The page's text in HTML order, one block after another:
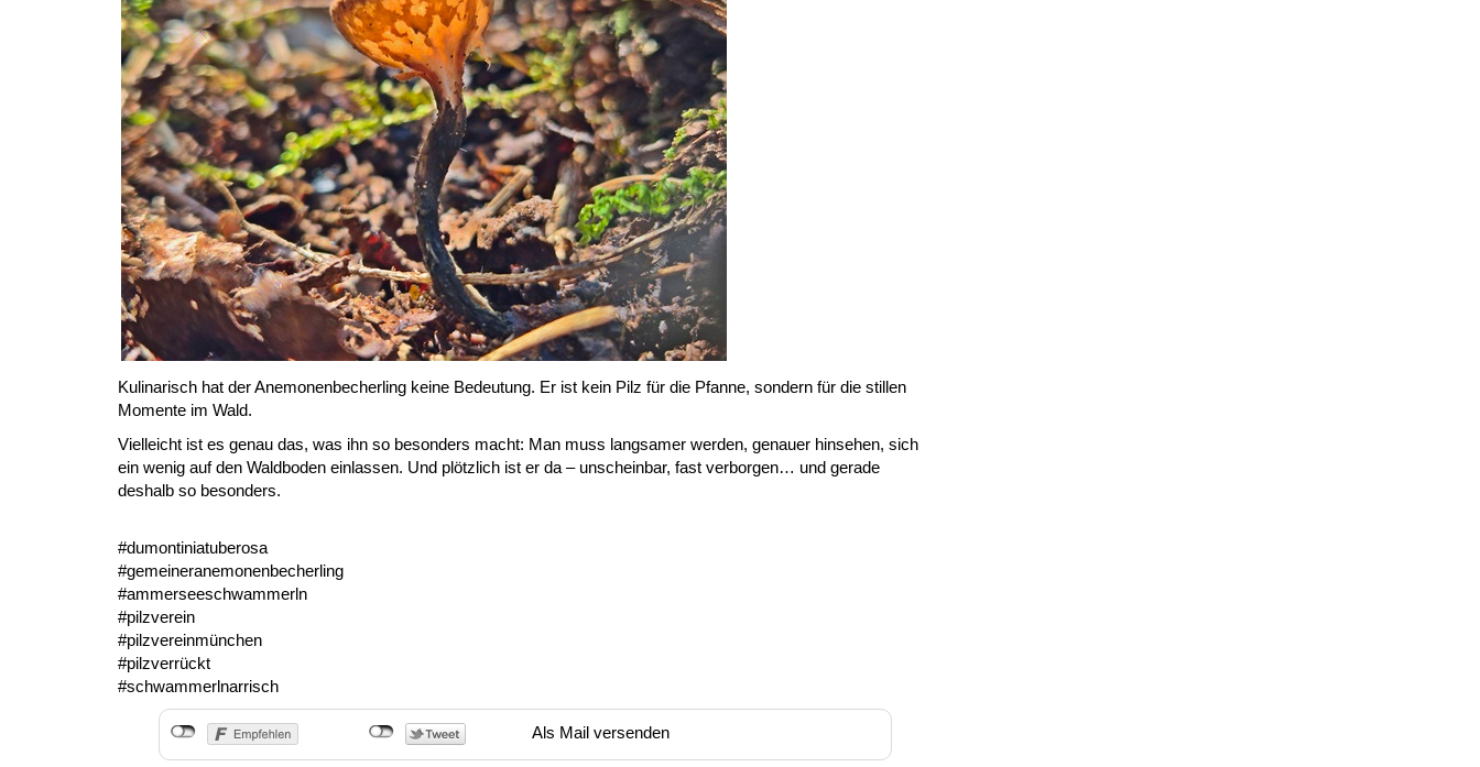
Kulinarisch hat der Anemonenbecherling keine Bedeutung. Er ist kein Pilz für die Pfanne, sondern für die stillen
Momente im Wald.
Vielleicht ist es genau das, was ihn so besonders macht: Man muss langsamer werden, genauer hinsehen, sich
ein wenig auf den Waldboden einlassen. Und plötzlich ist er da – unscheinbar, fast verborgen… und gerade
deshalb so besonders.
#dumontiniatuberosa
#gemeineranemonenbecherling
#ammerseeschwammerln
#pilzverein
#pilzvereinmünchen
#pilzverrückt
#schwammerlnarrisch
Als Mail versenden